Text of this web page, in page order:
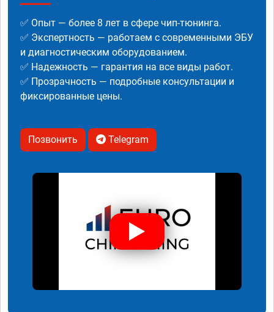
✅ Опыт — более 8 лет в сфере чип-тюнинга.
✅ Экспертность — работаем с современными ЭБУ
и диагностическим оборудованием.
✅ Надежность — гарантия на все виды работ.
✅ Прозрачность — подробные консультации и
фиксированные цены.
Позвонить Telegram